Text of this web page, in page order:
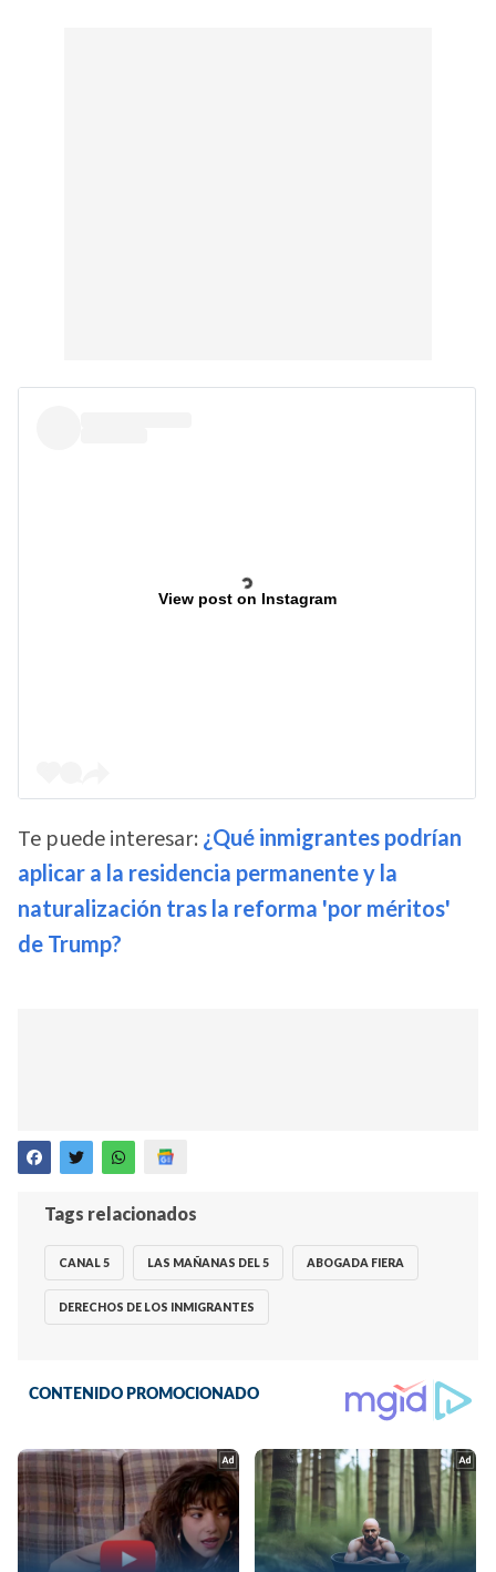
View post on Instagram
Te puede interesar: ¿Qué inmigrantes podrían
aplicar a la residencia permanente y la
naturalización tras la reforma 'por méritos'
de Trump?
Tags relacionados
CANAL 5 LAS MAÑANAS DEL 5 ABOGADA FIERA
DERECHOS DE LOS INMIGRANTES